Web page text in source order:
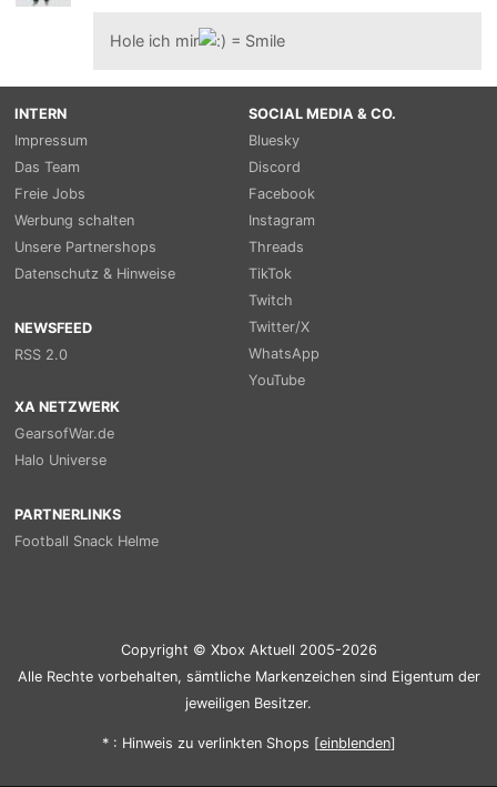
Hole ich mir
INTERN
Impressum
Das Team
Freie Jobs
Werbung schalten
Unsere Partnershops
Datenschutz & Hinweise
NEWSFEED
RSS 2.0
SOCIAL MEDIA & CO.
Bluesky
Discord
Facebook
Instagram
Threads
TikTok
Twitch
Twitter/X
WhatsApp
YouTube
XA NETZWERK
GearsofWar.de
Halo Universe
PARTNERLINKS
Football Snack Helme
Copyright © Xbox Aktuell 2005-2026
Alle Rechte vorbehalten, sämtliche Markenzeichen sind Eigentum der
jeweiligen Besitzer.
* : Hinweis zu verlinkten Shops [einblenden]